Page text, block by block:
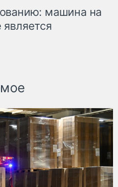
машина на